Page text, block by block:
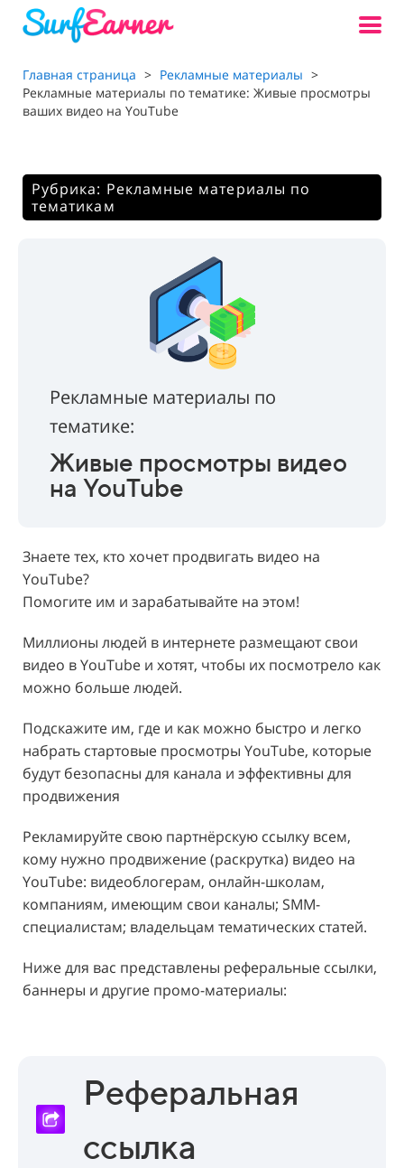
Главная страница > Рекламные материалы >
Рекламные материалы по тематике: Живые просмотры
ваших видео на YouTube
Рубрика: Рекламные материалы по
тематикам
Рекламные материалы по
тематике:
Живые просмотры видео
на YouTube
Знаете тех, кто хочет продвигать видео на
YouTube?
Помогите им и зарабатывайте на этом!
Миллионы людей в интернете размещают свои
видео в YouTube и хотят, чтобы их посмотрело как
можно больше людей.
Подскажите им, где и как можно быстро и легко
набрать стартовые просмотры YouTube, которые
будут безопасны для канала и эффективны для
продвижения
Рекламируйте свою партнёрскую ссылку всем,
кому нужно продвижение (раскрутка) видео на
YouTube: видеоблогерам, онлайн-школам,
компаниям, имеющим свои каналы; SMM-
специалистам; владельцам тематических статей.
Ниже для вас представлены реферальные ссылки,
баннеры и другие промо-материалы:
Реферальная
ссылка